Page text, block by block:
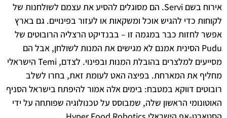
אירוח בשם Servi. הם מסוגלים להסיע את עצמם לשולחנות של
כדי להגיש אוכל ומשקאות או לעזור בפינויים. גם בארץ
לחזות כבר במגמה זו – בבנדיקט הרצליה הרובוטים של
Pudu הסינית אמנם לא מגישים את המנות לשולחן, אבל הם
מסייעים למלצרים בהובלת המנות ובפינוי. לצדם, Temi הישראלי
את המארחת. בפיצה האט לעומת זאת, בחרו לשלב
דווקא במטבח: בימים אלה אמור להיפתח בישראל הסניף
הראשון שלה, שמבוסס על טכנולוגיה שפותחה על ידי